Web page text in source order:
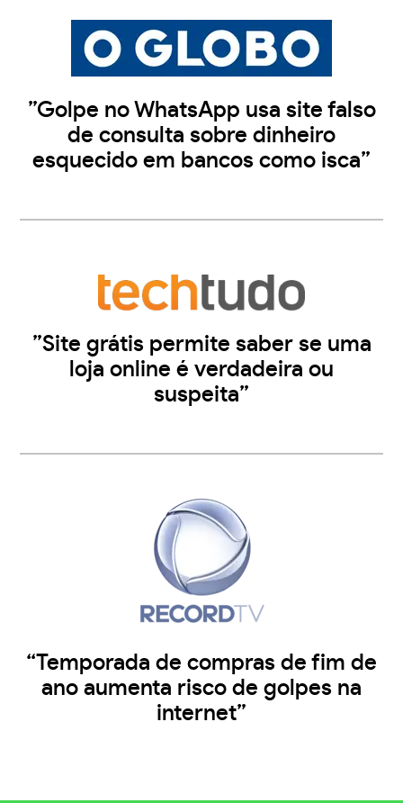
”Golpe no WhatsApp usa site falso
de consulta sobre dinheiro
esquecido em bancos como isca”
”Site grátis permite saber se uma
loja online é verdadeira ou
suspeita”
“Temporada de compras de fim de
ano aumenta risco de golpes na
internet”